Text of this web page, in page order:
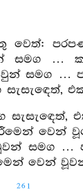
වෙත්:
…
සමග …
වෙන්
සමග …
වෙන්
261